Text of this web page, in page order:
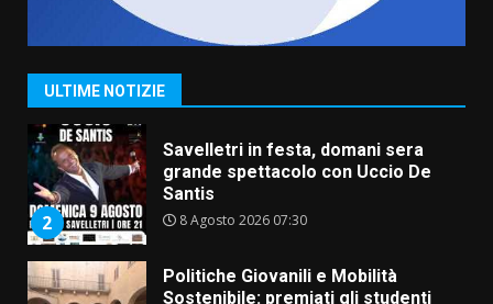
ULTIME NOTIZIE
1
La Banda Città di Fasano apre
ufficialmente la Festa di
2
Savelletri in festa, domani sera
grande spettacolo con Uccio De
Santis
8 Agosto 2026 07:30
Politiche Giovanili e Mobilità
Sostenibile: premiati gli studenti